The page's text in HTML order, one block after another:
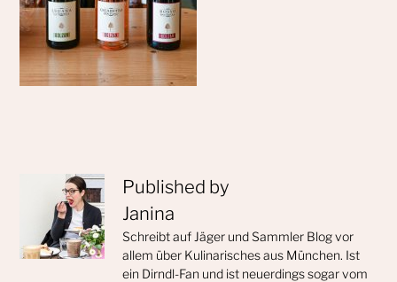
Published by
Janina
Schreibt auf Jäger und Sammler Blog vor
allem über Kulinarisches aus München. Ist
ein Dirndl-Fan und ist neuerdings sogar vom